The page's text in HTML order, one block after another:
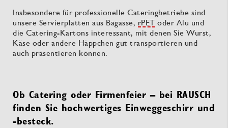
Insbesondere für professionelle Cateringbetriebe sind
unsere Servierplatten aus Bagasse, rPET oder Alu und
die Catering-Kartons interessant, mit denen Sie Wurst,
Käse oder andere Häppchen gut transportieren und
auch präsentieren können.
Ob Catering oder Firmenfeier – bei RAUSCH
finden Sie hochwertiges Einweggeschirr und
-besteck.